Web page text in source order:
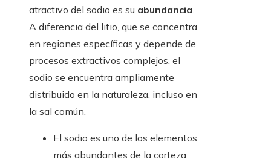
atractivo del sodio es su abundancia.
A diferencia del litio, que se concentra
en regiones específicas y depende de
procesos extractivos complejos, el
sodio se encuentra ampliamente
distribuido en la naturaleza, incluso en
la sal común.
El sodio es uno de los elementos
más abundantes de la corteza